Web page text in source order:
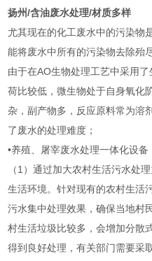
扬州/含油废水处理/材质多样
尤其现在的化工废水中的污染物
能将废水中所有的污染物去除殆
由于在AO生物处理工艺中采用
荷比较低，微生物处于自身氧化
杂，副产物多，反应原料常为溶
了废水的处理难度；
•养殖、屠宰废水处理一体化设备
（1）通过加大农村生活污水处
生活环境。针对现有的农村生活
污水集中处理效果，确保当地村
村生活垃圾比较多，会增加分散
得到良好处理，有关部门需要采